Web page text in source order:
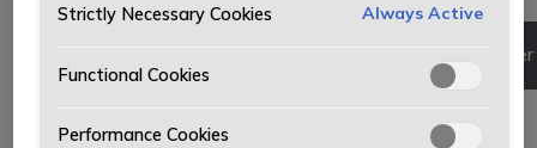
Finn forhandler
Strictly Necessary Cookies Always Active
Functional Cookies
Performance Cookies